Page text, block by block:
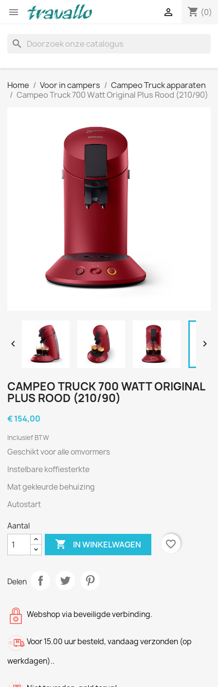
 shopping_cart (0)

search
Home Voor in campers
Campeo Truck apparaten
Campeo Truck 700 Watt Original Plus Rood (210/90)
 
CAMPEO TRUCK 700 WATT ORIGINAL
PLUS ROOD (210/90)
€ 154,00
Inclusief BTW
Geschikt voor alle omvormers
Instelbare koffiesterkte
Mat gekleurde behuizing
Autostart
Aantal
 IN WINKELWAGEN favorite_border
Delen
Webshop via beveiligde verbinding.
Voor 15.00 uur besteld, vandaag verzonden (op
werkdagen)..